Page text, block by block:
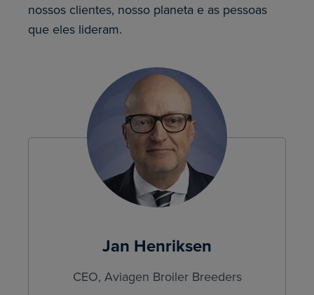
nossos clientes, nosso planeta e as pessoas
que eles lideram.
Jan Henriksen
CEO, Aviagen Broiler Breeders